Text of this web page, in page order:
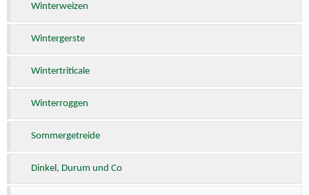
Winterweizen
Wintergerste
Wintertriticale
Winterroggen
Sommergetreide
Dinkel, Durum und Co